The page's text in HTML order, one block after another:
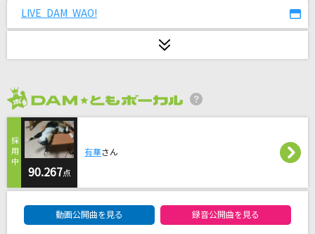
藍
[生音]又三郎
Creepy Nuts
Rondo
恋するフォーチュンクッキー
LIVE DAM WAO!
90.267点
有華さん
動画公開曲を見る 録音公開曲を見る